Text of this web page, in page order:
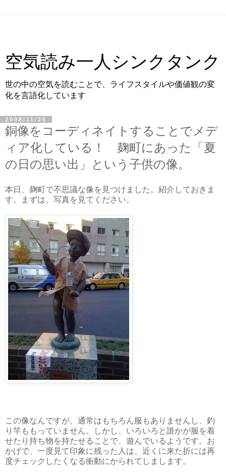
空気読み一人シンクタンク
世の中の空気を読むことで、ライフスタイルや価値観の変
化を言語化しています
2008/11/26
銅像をコーディネイトすることでメデ
ィア化している！ 麹町にあった「夏
の日の思い出」という子供の像。
本日、麹町で不思議な像を見つけました。紹介しておきま
す。まずは、写真を見てください。
この像なんですが、通常はもちろん服もありませんし、釣
り竿ももっていません。しかし、いろいろと誰かが服を着
せたり持ち物を持たせることで、遊んでいるようです。お
かげで、一度見て印象に残った人は、近くに来た折には再
度チェックしたくなる衝動にかられてしまします。